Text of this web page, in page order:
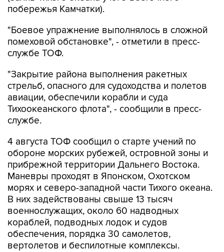
побережья Камчатки).
"Боевое упражнение выполнялось в сложной
помеховой обстановке", - отметили в пресс-
службе ТОФ.
"Закрытие района выполнения ракетных
стрельб, опасного для судоходства и полетов
авиации, обеспечили корабли и суда
Тихоокеанского флота", - сообщили в пресс-
службе.
4 августа ТОФ сообщил о старте учений по
обороне морских рубежей, островной зоны и
прибрежной территории Дальнего Востока.
Маневры проходят в Японском, Охотском
морях и северо-западной части Тихого океана.
В них задействованы свыше 13 тысяч
военнослужащих, около 60 надводных
кораблей, подводных лодок и судов
обеспечения, порядка 30 самолетов,
вертолетов и беспилотные комплексы.